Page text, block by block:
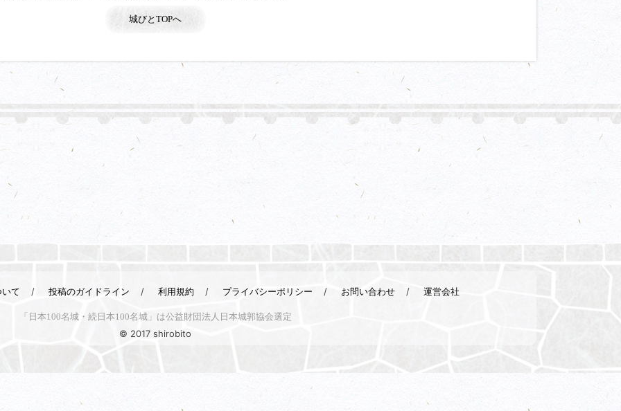
城びとTOPへ
て 投稿のガイドライン 利用規約 プライバシーポリシー お問い合わせ 運営会社
「日本100名城・続日本100名城」は公益財団法人日本城郭協会選定
© 2017 shirobito